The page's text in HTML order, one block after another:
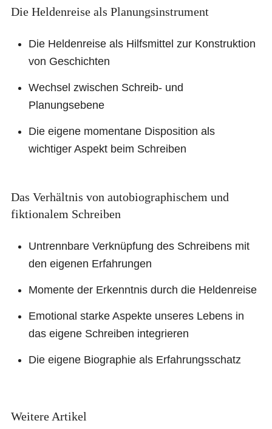
Die Heldenreise als Planungsinstrument
Die Heldenreise als Hilfsmittel zur Konstruktion
von Geschichten
Wechsel zwischen Schreib- und
Planungsebene
Die eigene momentane Disposition als
wichtiger Aspekt beim Schreiben
Das Verhältnis von autobiographischem und
fiktionalem Schreiben
Untrennbare Verknüpfung des Schreibens mit
den eigenen Erfahrungen
Momente der Erkenntnis durch die Heldenreise
Emotional starke Aspekte unseres Lebens in
das eigene Schreiben integrieren
Die eigene Biographie als Erfahrungsschatz
Weitere Artikel